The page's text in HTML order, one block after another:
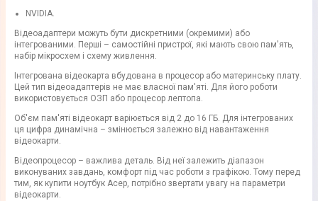
NVIDIA.
Відеоадаптери можуть бути дискретними (окремими) або
інтегрованими. Перші – самостійні пристрої, які мають свою пам'ять,
набір мікросхем і схему живлення.
Інтегрована відеокарта вбудована в процесор або материнську плату.
Цей тип відеоадаптерів не має власної пам'яті. Для його роботи
використовується ОЗП або процесор лептопа.
Об'єм пам'яті відеокарт варіюється від 2 до 16 ГБ. Для інтегрованих
ця цифра динамічна – змінюється залежно від навантаження
відеокарти.
Відеопроцесор – важлива деталь. Від неї залежить діапазон
виконуваних завдань, комфорт під час роботи з графікою. Тому перед
тим, як купити ноутбук Асер, потрібно звертати увагу на параметри
відеокарти.